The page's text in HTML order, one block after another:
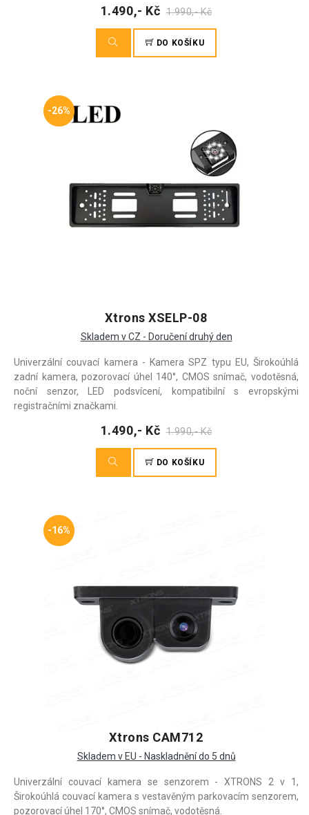
1.490,- Kč 1.990,- Kč
DO KOŠÍKU
-26%
Xtrons XSELP-08
Skladem v CZ - Doručení druhý den
Univerzální couvací kamera - Kamera SPZ typu EU, Širokoúhlá
zadní kamera, pozorovací úhel 140°, CMOS snímač, vodotěsná,
noční senzor, LED podsvícení, kompatibilní s evropskými
registračními značkami.
1.490,- Kč 1.990,- Kč
DO KOŠÍKU
-16%
Xtrons CAM712
Skladem v EU - Naskladnění do 5 dnů
Univerzální couvací kamera se senzorem - XTRONS 2 v 1,
Širokoúhlá couvací kamera s vestavěným parkovacím senzorem,
pozorovací úhel 170°, CMOS snímač, vodotěsná.